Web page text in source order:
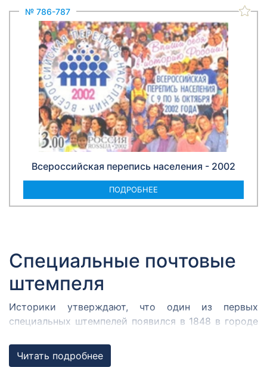
№ 786-787
Всероссийская перепись населения - 2002
ПОДРОБНЕЕ
Специальные почтовые
штемпеля
Историки утверждают, что один из первых
специальных штемпелей появился в 1848 в городе
собрался Кромержижский парламент.
Парламентарии решили отметить его работу
Читать подробнее